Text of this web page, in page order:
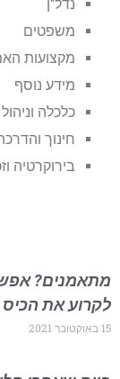
נדל"ן
משפטים
מקצועות
מידע נוסף
כלכלה וניהול
חינוך
בירוקרטיה
מתאמנים?
לקרוע את הכיס
15 באוקטובר 2021